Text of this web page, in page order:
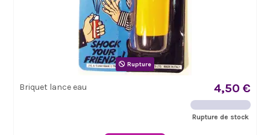
Rupture
Briquet lance eau 4,50 €
Rupture de stock